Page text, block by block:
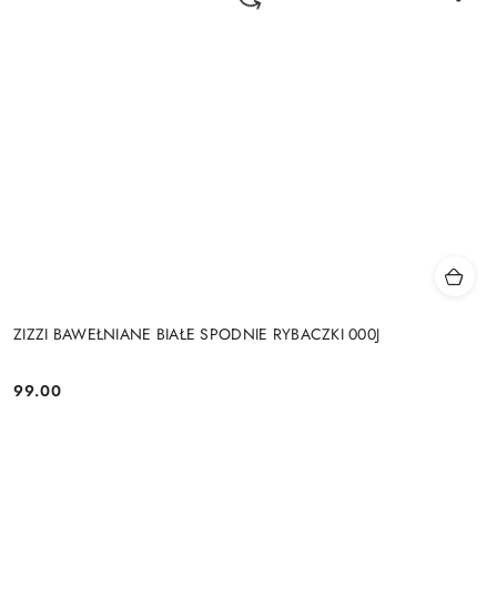
ZIZZI BAWEŁNIANE BIAŁE SPODNIE RYBACZKI 000J
Cena:
99.00